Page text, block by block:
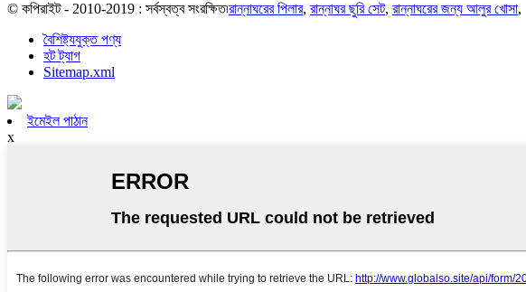
© কপিরাইট - 2010-2019 : সর্বস্বত্ব সংরক্ষিত৷রান্নাঘরের পিলার, রান্নাঘর ছুরি সেট, রান্নাঘরের জন্য আলুর খোসা,
বৈশিষ্ট্যযুক্ত পণ্য
হট ট্যাগ
Sitemap.xml
ইমেইল পাঠান
x